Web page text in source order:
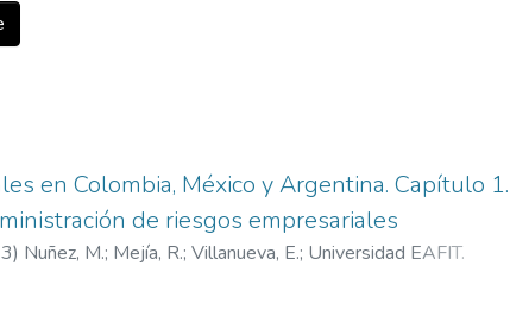
en Colombia, México y Argentina. Capítulo 1.
de riesgos empresariales
) Nuñez, M.; Mejía, R.; Villanueva, E.; Universidad EAFIT.